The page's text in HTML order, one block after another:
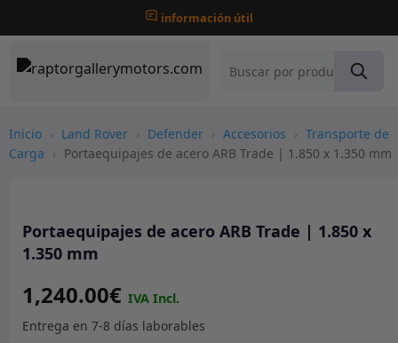
información útil
Inicio › Land Rover › Defender › Accesorios › Transporte de
Carga › Portaequipajes de acero ARB Trade | 1.850 x 1.350 mm
Portaequipajes de acero ARB Trade | 1.850 x
1.350 mm
1,240.00€